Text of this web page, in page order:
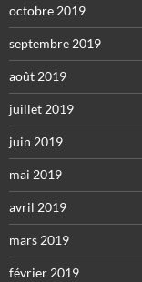
octobre 2019
septembre 2019
août 2019
juillet 2019
juin 2019
mai 2019
avril 2019
mars 2019
février 2019